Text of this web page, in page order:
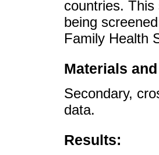
countries.
being
Family Health
Materials
Secondary,
data.
Results: